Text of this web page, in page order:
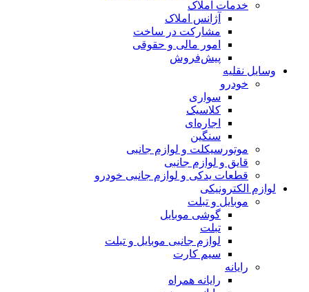
خدمات املاک
آژانس املاک
مشارکت در ساخت
امور مالی و حقوقی
پیش‌فروش
وسایل نقلیه
خودرو
سواری
کلاسیک
اجاره‌ای
سنگین
موتورسیکلت و لوازم جانبی
قایق و لوازم جانبی
قطعات یدکی و لوازم جانبی خودرو
لوازم الکترونیکی
موبایل و تبلت
گوشی موبایل
تبلت
لوازم جانبی موبایل و تبلت
سیم کارت
رایانه
رایانه همراه